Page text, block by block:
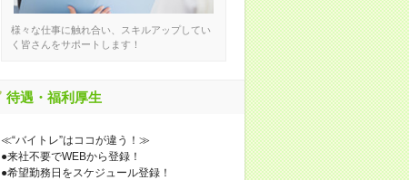
様々な仕事に触れ合い、スキルアップしてい
く皆さんをサポートします！
待遇・福利厚生
≪“バイトレ”はココが違う！≫
●来社不要でWEBから登録！
●希望勤務日をスケジュール登録！